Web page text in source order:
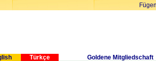
Türkçe Goldene Mitgliedschaft